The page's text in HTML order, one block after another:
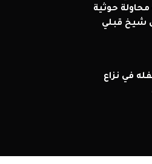
حوثية
شيخ قبلي
في نزاع